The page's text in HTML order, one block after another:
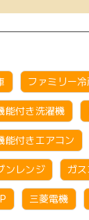
ファミリー冷
能付き洗濯機
能付きエアコン
ンレンジ ガス
三菱電機